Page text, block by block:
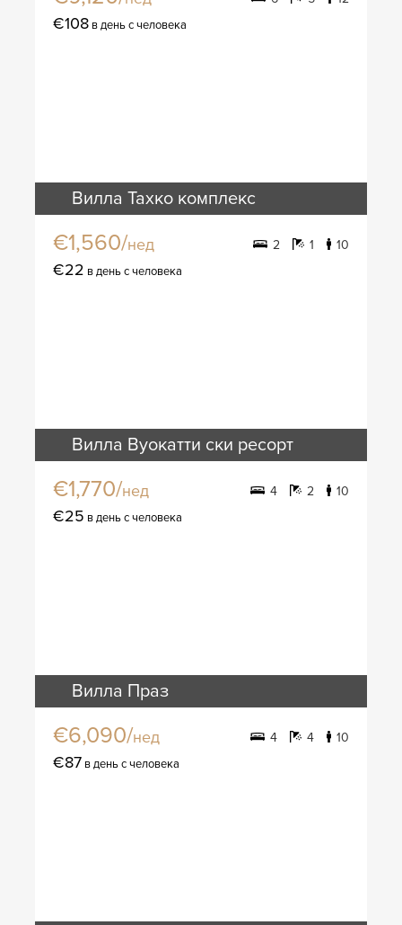
€108 в день с человека
Вилла Тахко комплекс
€1,560/нед 2 1 10
€22 в день с человека
Вилла Вуокатти ски ресорт
€1,770/нед 4 2 10
€25 в день с человека
Вилла Праз
€6,090/нед 4 4 10
€87 в день с человека